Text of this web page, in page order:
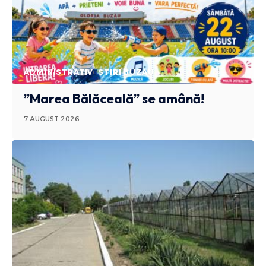
ADMINISTRATIV STIRI BUZAU
”Marea Bălăceală” se amână!
7 AUGUST 2026